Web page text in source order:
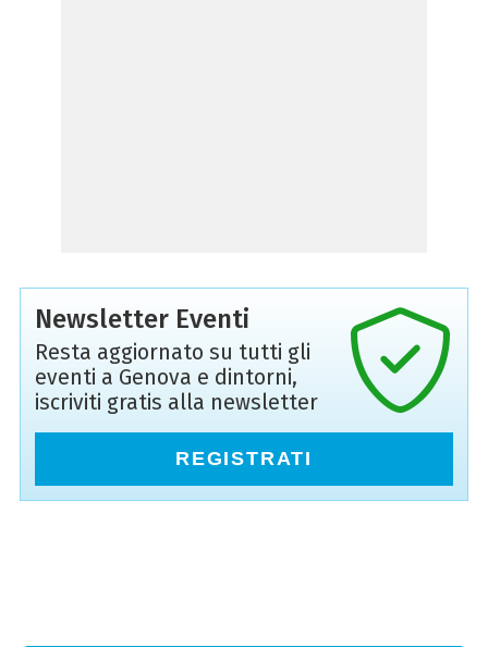
Newsletter Eventi
Resta aggiornato su tutti gli
eventi a Genova e dintorni,
iscriviti gratis alla newsletter
REGISTRATI